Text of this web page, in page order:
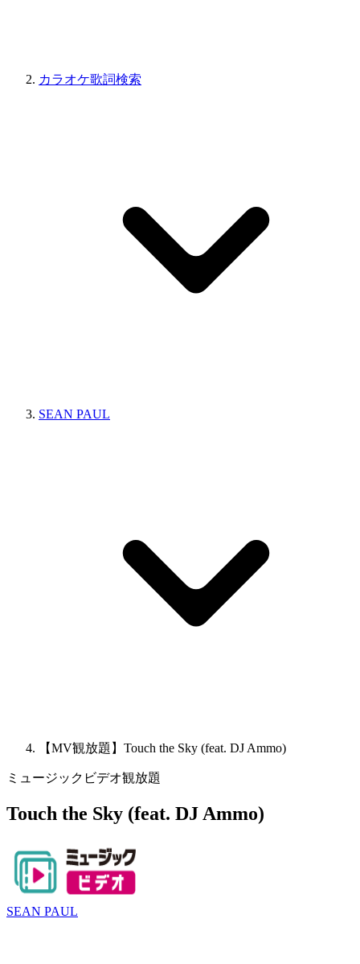
カラオケ歌詞検索
SEAN PAUL
【MV観放題】Touch the Sky (feat. DJ Ammo)
ミュージックビデオ観放題
Touch the Sky (feat. DJ Ammo)
SEAN PAUL